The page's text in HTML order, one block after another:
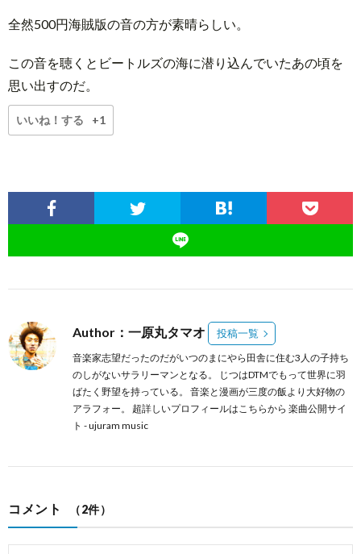
全然500円海賊版の音の方が素晴らしい。
この音を聴くとビートルズの海に潜り込んでいたあの頃を
思い出すのだ。
いいね！する +1
Author：一原丸タマオ 投稿一覧
音楽家志望だったのだがいつのまにやら田舎に住む3人の子持ち
のしがないサラリーマンとなる。 じつはDTMでもって世界に羽
ばたく野望を持っている。 音楽と漫画が三度の飯より大好物の
アラフォー。 超詳しいプロフィールはこちらから 楽曲公開サイ
ト -ujuram music
コメント （2件）